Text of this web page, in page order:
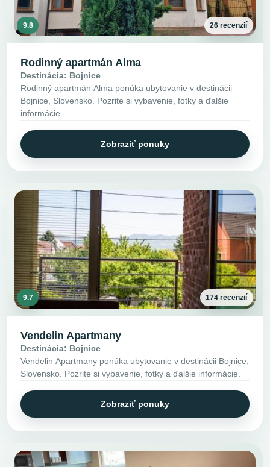
9.8 26 recenzií
Rodinný apartmán Alma
Destinácia: Bojnice
Rodinný apartmán Alma ponúka ubytovanie v destinácii
Bojnice, Slovensko. Pozrite si vybavenie, fotky a ďalšie
informácie.
Zobraziť ponuky
9.7 174 recenzií
Vendelin Apartmany
Destinácia: Bojnice
Vendelin Apartmany ponúka ubytovanie v destinácii Bojnice,
Slovensko. Pozrite si vybavenie, fotky a ďalšie informácie.
Zobraziť ponuky